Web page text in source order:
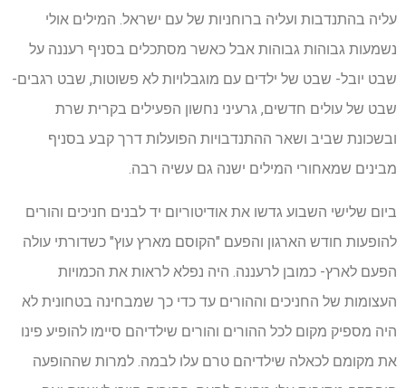
עליה בהתנדבות ועליה ברוחניות של עם ישראל. המילים אולי
נשמעות גבוהות גבוהות אבל כאשר מסתכלים בסניף רעננה על
שבט יובל- שבט של ילדים עם מוגבלויות לא פשוטות, שבט רגבים-
שבט של עולים חדשים, גרעיני נחשון הפעילים בקרית שרת
ובשכונת שביב ושאר ההתנדבויות הפועלות דרך קבע בסניף
מבינים שמאחורי המילים ישנה גם עשיה רבה.
ביום שלישי השבוע גדשו את אודיטוריום יד לבנים חניכים והורים
להופעות חודש הארגון והפעם "הקוסם מארץ עוץ" כשדורתי עולה
הפעם לארץ- כמובן לרעננה. היה נפלא לראות את הכמויות
העצומות של החניכים וההורים עד כדי כך שמבחינה בטחונית לא
היה מספיק מקום לכל ההורים והורים שילדיהם סיימו להופיע פינו
את מקומם לכאלה שילדיהם טרם עלו לבמה. למרות שההופעה